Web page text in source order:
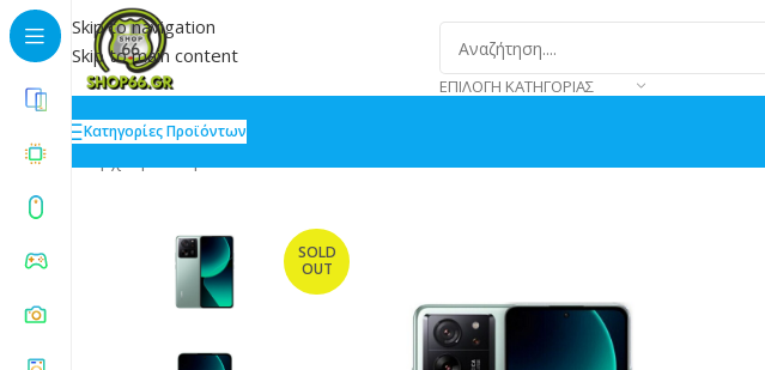
Skip to navigation
Skip to main content
ΕΠΙΛΟΓΉ ΚΑΤΗΓΟΡΊΑΣ
Κατηγορίες Προϊόντων
SOLD
OUT